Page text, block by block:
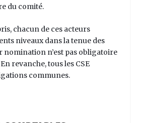
du comité.
chacun de ces acteurs
niveaux dans la tenue des
nomination n’est pas obligatoire
revanche, tous les CSE
communes.